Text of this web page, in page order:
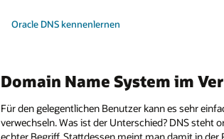
Oracle DNS kennenlernen
Domain Name System im
Für den gelegentlichen Benutzer kann es sehr
verwechseln. Was ist der Unterschied? DNS